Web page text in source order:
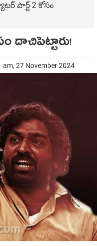
పార్ట్ 2 కోసం
దాచిపెట్టారు!
am, 27 November 2024